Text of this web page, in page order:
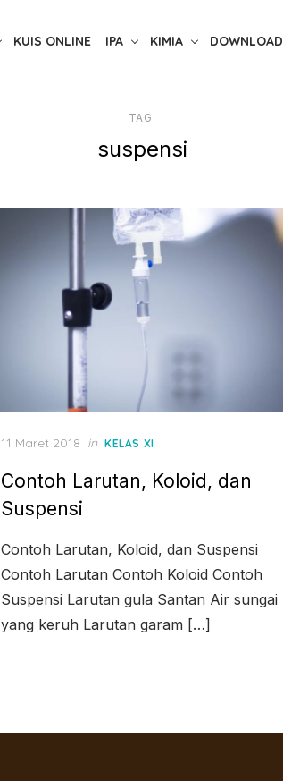
KUIS ONLINE IPA KIMIA DOWNLOAD
TAG:
suspensi
Posted
11 Maret 2018 in KELAS XI
Contoh Larutan, Koloid, dan
Suspensi
Contoh Larutan, Koloid, dan Suspensi
Contoh Larutan Contoh Koloid Contoh
Suspensi Larutan gula Santan Air sungai
yang keruh Larutan garam […]